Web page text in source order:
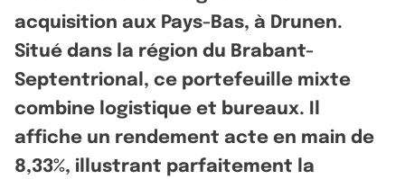
acquisition aux Pays-Bas, à Drunen.
Situé dans la région du Brabant-
Septentrional, ce portefeuille mixte
combine logistique et bureaux. Il
affiche un rendement acte en main de
8,33%, illustrant parfaitement la